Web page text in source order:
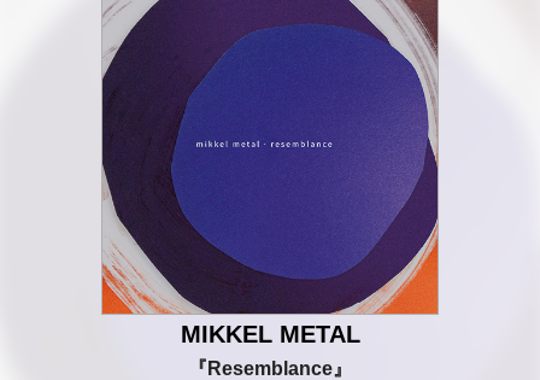
MIKKEL METAL
『Resemblance』